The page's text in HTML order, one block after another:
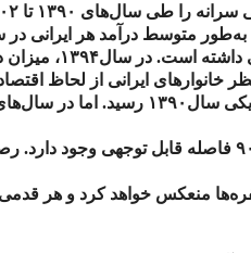
سرانه را طی سال‌های ۱۳۹۰ تا
متوسط درآمد هر ایرانی
داشته است. در سال۱۳۹۴، میزان
خانوارهای ایرانی از لحاظ
سال ۱۳۹۰ رسید. اما در
۹۰ فاصله قابل توجهی وجود دارد.
منعکس خواهد کرد و هر قدمی